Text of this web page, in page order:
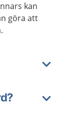
kan
göra att